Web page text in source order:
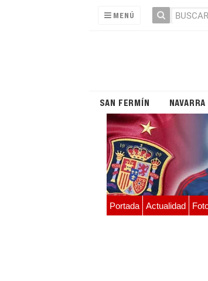
MENÚ
SAN FERMÍN NAVARRA
Portada Actualidad